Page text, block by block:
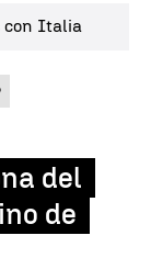
con Italia
del
de